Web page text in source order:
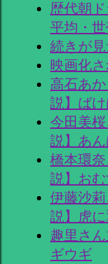
歴代朝
平均・世
続きが
映画化
高石あ
説】ば
今田美
説】あ
橋本環
説】お
伊藤沙
説】虎
趣里さ
ギウギ